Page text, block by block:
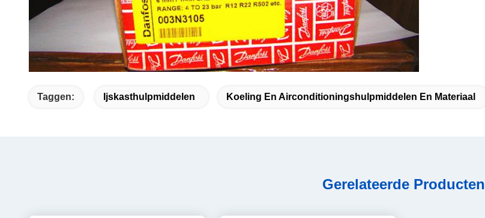
Taggen: Ijskasthulpmiddelen Koeling En Airconditioningshulpmiddelen En Materiaal
Gerelateerde Producten